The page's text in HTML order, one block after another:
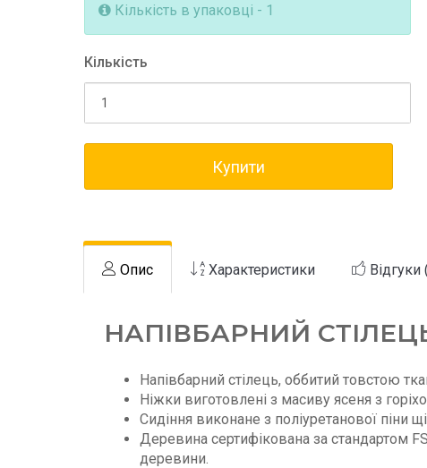
Кількість в упаковці - 1
Кількість
Купити
Опис Характеристики Відгуки
НАПІВБАРНИЙ
Напівбарний стілець, оббитий товстою
Ніжки виготовлені з масиву ясеня з
Сидіння виконане з поліуретанової піни
Деревина сертифікована за стандартом
деревини.